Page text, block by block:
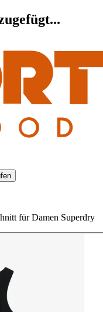
für Damen Superdry